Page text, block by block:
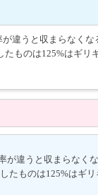
違うと収まらなくな
ものは125%はギリ
が違うと収まらなく
たものは125%はギ